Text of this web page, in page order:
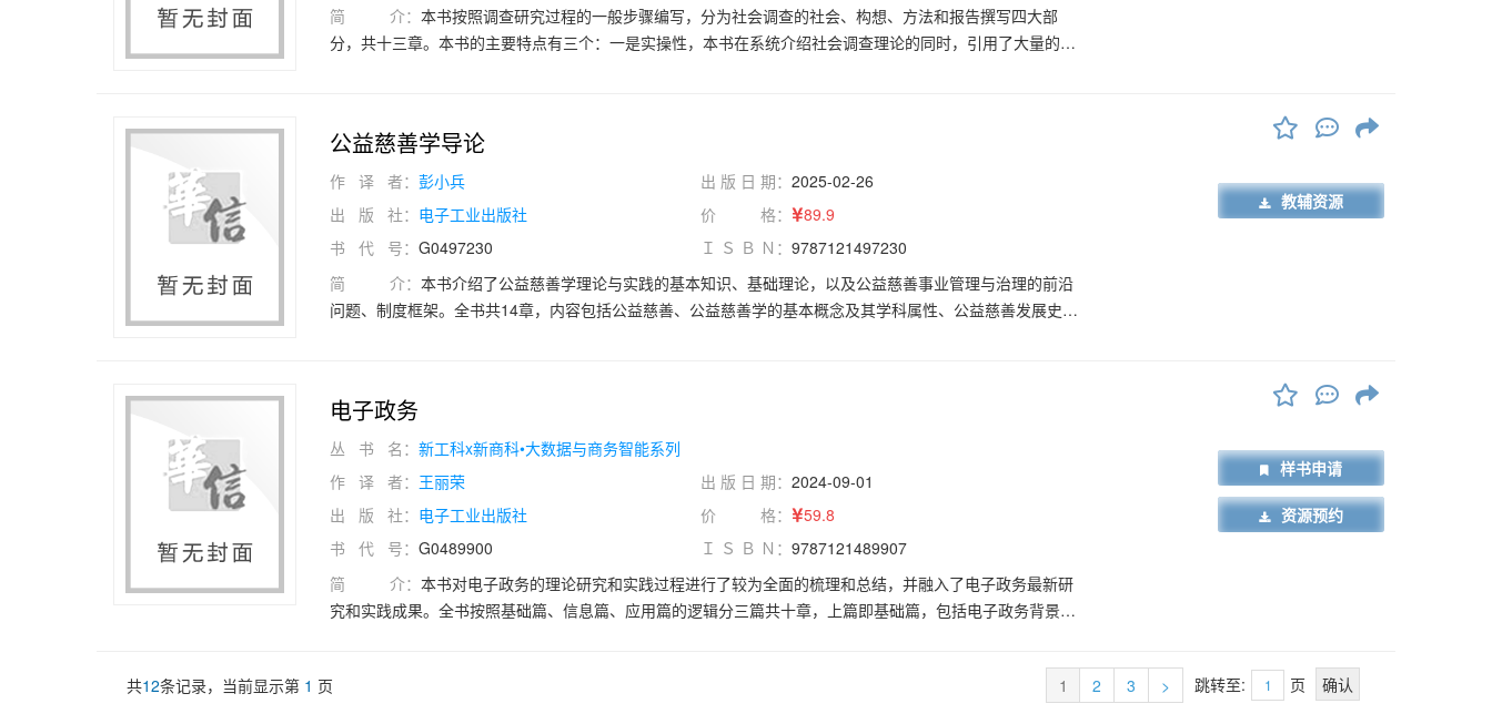
可教师开展心理健康教学工作的参考教材。
简 介： 本书按照调查研究过程的一般步骤编写，分为社会调查的社会、构想、方法和报告撰写四大部
分，共十三章。本书的主要特点有三个：一是实操性，本书在系统介绍社会调查理论的同时，引用了大量的调
与专科生等初学者接触社会调查工作打开一扇便捷之门，为从事社会调查工作的各类人员提供实操性指导，为
研究者提供多元的分析视角，为决策者提供优质的问题解决方案。
公益慈善学导论
作 译 者： 彭小兵 出 版 日 期： 2025-02-26
出 版 社： 电子工业出版社 价 格：
89.9
书 代 号： G0497230 Ｉ Ｓ Ｂ Ｎ： 9787121497230
简 介： 本书介绍了公益慈善学理论与实践的基本知识、基础理论，以及公益慈善事业管理与治理的前沿
问题、制度框架。全书共14章，内容包括公益慈善、公益慈善学的基本概念及其学科属性、公益慈善发展史、
系。本书可作为高等院校行政管理、慈善管理、社会工作、公共事业管理等本科专业，公益慈善事业管理等专
科专业，以及公共管理学、社会工作等研究生专业的教材，也可作为公共管理、公共服务、公益慈善、社会工
作从业者的工作参考资料，还可为党政机关、社会组织、社会福利机构等的政策制定与决策提供参
考。
教辅资源
电子政务
丛 书 名： 新工科x新商科•大数据与商务智能系列
作 译 者： 王丽荣 出 版 日 期： 2024-09-01
出 版 社： 电子工业出版社 价 格：
59.8
书 代 号： G0489900 Ｉ Ｓ Ｂ Ｎ： 9787121489907
简 介： 本书对电子政务的理论研究和实践过程进行了较为全面的梳理和总结，并融入了电子政务最新研
究和实践成果。全书按照基础篇、信息篇、应用篇的逻辑分三篇共十章，上篇即基础篇，包括电子政务背景、
系统建设；下篇即应用篇，包括电子政务服务、电子政务参与、电子政务评估、电子政务发展等内容。 本书
可作为行政管理、电子政务等相关专业和MPA的教学用书，也可作为政府各级公务员学习和培训教
样书申请
资源预约
共12条记录，当前显示第 1 页 1 2 3 > 跳转至: 页